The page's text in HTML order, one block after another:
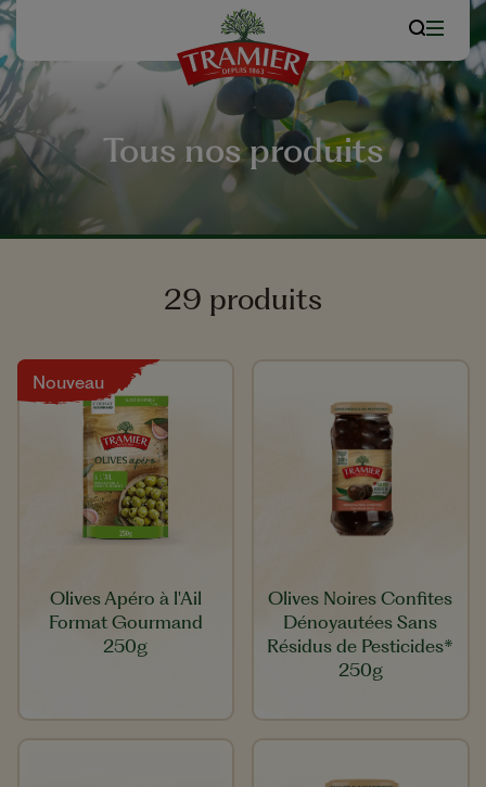
Tous nos produits
29 produits
Nouveau
Olives Apéro à l'Ail
Format Gourmand
250g
Olives Noires Confites
Dénoyautées Sans
Résidus de Pesticides*
250g